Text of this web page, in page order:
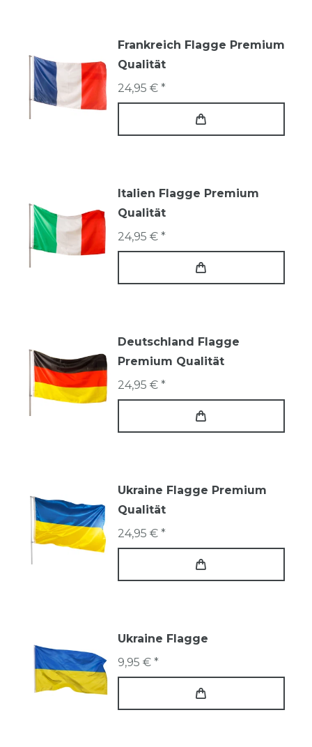
Frankreich Flagge Premium
Qualität
24,95 € *
Italien Flagge Premium
Qualität
24,95 € *
Deutschland Flagge
Premium Qualität
24,95 € *
Ukraine Flagge Premium
Qualität
24,95 € *
Ukraine Flagge
9,95 € *